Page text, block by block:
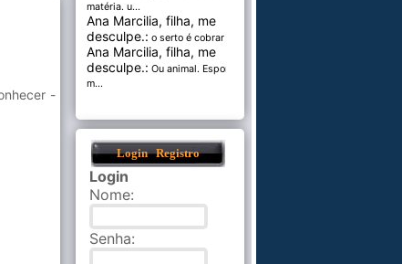
-
matéria. u...
Ana Marcilia, filha, me
desculpe.: o serto é cobrar pel...
Ana Marcilia, filha, me
desculpe.: Ou animal. Esponja
m...
Login Registro
Login
Nome:
Senha: